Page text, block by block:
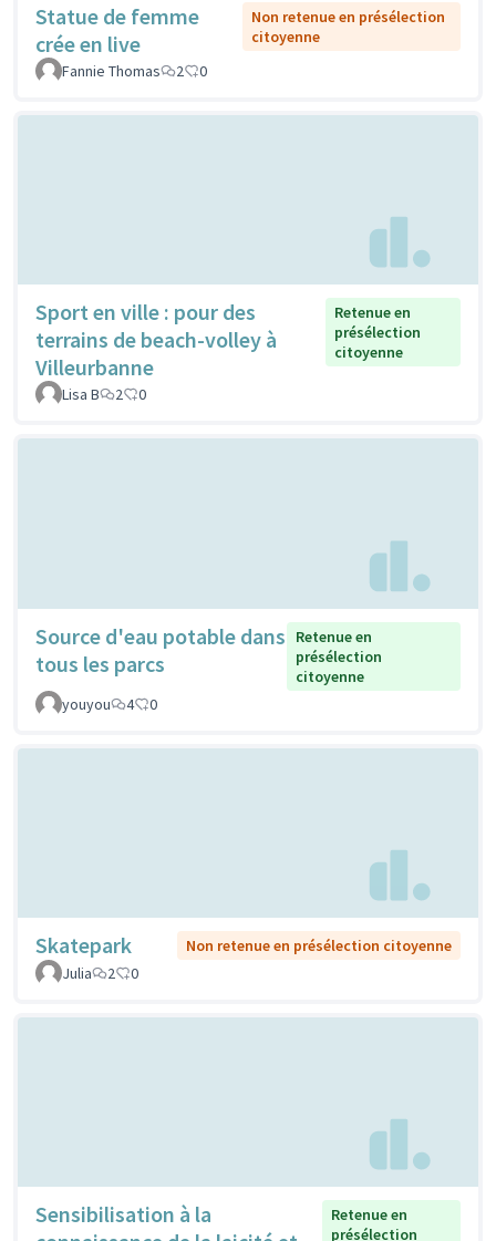
Statue de femme
crée en live
Non retenue en présélection
citoyenne
Fannie Thomas
2 0
Sport en ville : pour des
terrains de beach-volley à
Villeurbanne
Retenue en
présélection
citoyenne
Lisa B 2 0
Source d'eau potable dans
tous les parcs
Retenue en
présélection
citoyenne
youyou
4 0
Skatepark
Non retenue en présélection citoyenne
Julia
2 0
Sensibilisation à la
Retenue en
présélection